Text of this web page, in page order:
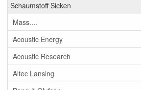
Schaumstoff Sicken
Mass....
Acoustic Energy
Acoustic Research
Altec Lansing